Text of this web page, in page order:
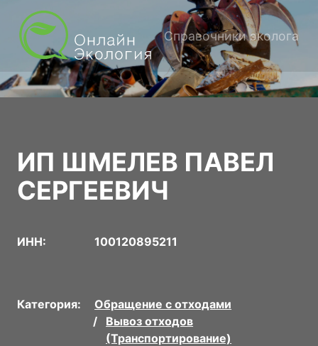
Справочники эколога
ИП ШМЕЛЕВ ПАВЕЛ
СЕРГЕЕВИЧ
ИНН: 100120895211
Категория:
Обращение с отходами
Вывоз отходов
(Транспортирование)